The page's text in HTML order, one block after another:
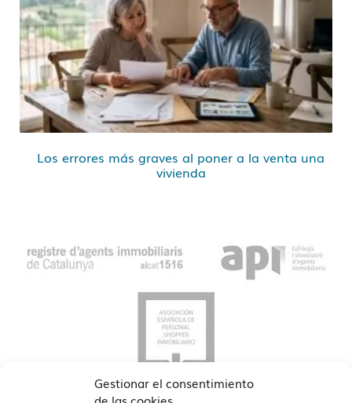
Gestionar el consentimiento
Los errores más graves al poner a la venta una
vivienda